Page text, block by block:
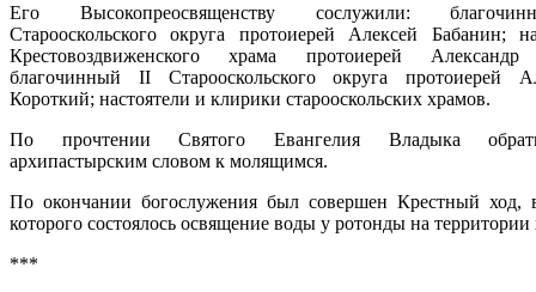
Его Высокопреосвященству сослужили:
Старооскольского округа протоиерей Алексей Бабанин;
Крестовоздвиженского храма протоиерей Александр
благочинный II Старооскольского округа протоиерей
Короткий; настоятели и клирики старооскольских храмов.
По прочтении Святого Евангелия Владыка
архипастырским словом к молящимся.
По окончании богослужения был совершен Крестный ход,
которого состоялось освящение воды у ротонды на территории
***